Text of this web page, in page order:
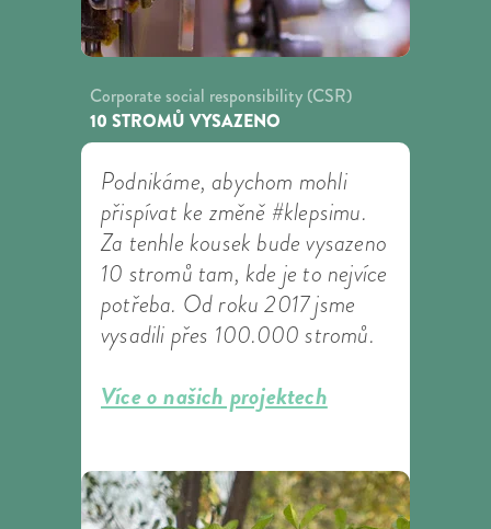
Corporate social responsibility (CSR)
10 STROMŮ VYSAZENO
Podnikáme, abychom mohli
přispívat ke změně #klepsimu.
Za tenhle kousek bude vysazeno
10 stromů tam, kde je to nejvíce
potřeba. Od roku 2017 jsme
vysadili přes 100.000 stromů.
Více o našich projektech